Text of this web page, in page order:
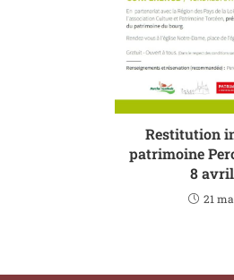
Restitution
patrimoine
8
21